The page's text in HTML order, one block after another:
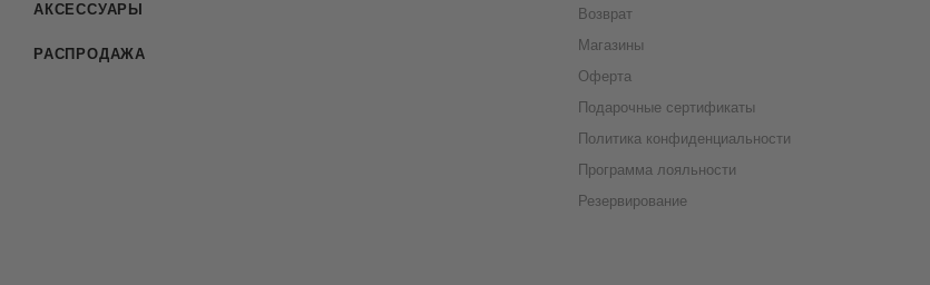
АКСЕССУАРЫ
РАСПРОДАЖА
Возврат
Магазины
Оферта
Подарочные сертификаты
Политика конфиденциальности
Программа лояльности
Резервирование